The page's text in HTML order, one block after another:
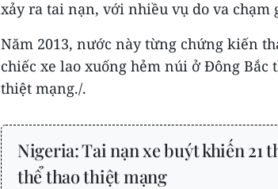
xảy ra tai nạn, với nhiều vụ do va chạm
Năm 2013, nước này từng chứng kiến
chiếc xe lao xuống hẻm núi ở Đông
thiệt mạng./.
Nigeria: Tai nạn xe buýt khiến 21
thể thao thiệt mạng